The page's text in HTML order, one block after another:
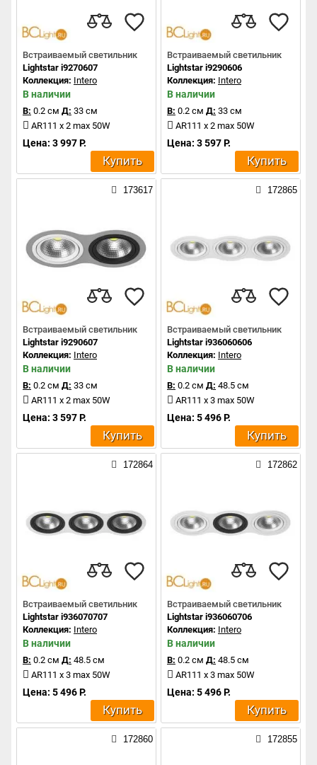
Встраиваемый светильник
Lightstar i9270607
Коллекция: Intero
В наличии
В: 0.2 см Д: 33 см
AR111 x 2 max 50W
Цена: 3 997 Р.
Купить
Встраиваемый светильник
Lightstar i9290606
Коллекция: Intero
В наличии
В: 0.2 см Д: 33 см
AR111 x 2 max 50W
Цена: 3 597 Р.
Купить
173617
Встраиваемый светильник
Lightstar i9290607
Коллекция: Intero
В наличии
В: 0.2 см Д: 33 см
AR111 x 2 max 50W
Цена: 3 597 Р.
Купить
172865
Встраиваемый светильник
Lightstar i936060606
Коллекция: Intero
В наличии
В: 0.2 см Д: 48.5 см
AR111 x 3 max 50W
Цена: 5 496 Р.
Купить
172864
Встраиваемый светильник
Lightstar i936070707
Коллекция: Intero
В наличии
В: 0.2 см Д: 48.5 см
AR111 x 3 max 50W
Цена: 5 496 Р.
Купить
172862
Встраиваемый светильник
Lightstar i936060706
Коллекция: Intero
В наличии
В: 0.2 см Д: 48.5 см
AR111 x 3 max 50W
Цена: 5 496 Р.
Купить
172860 172855